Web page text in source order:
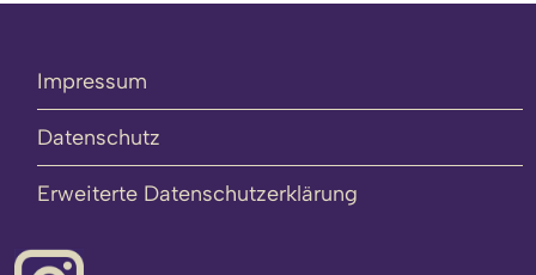
Impressum
Datenschutz
Erweiterte Datenschutzerklärung